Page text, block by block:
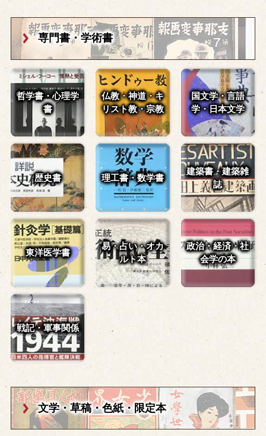
専門書・学術書
哲学書・心理学
書
仏教・神道・キ
リスト教・宗教
国文学・言語
学・日本文学
歴史書 理工書・数学書
建築書・建築雑
誌
東洋医学書
易・占い・オカ
ルト本
政治・経済・社
会学の本
戦記・軍事関係
文学・草稿・色紙・限定本